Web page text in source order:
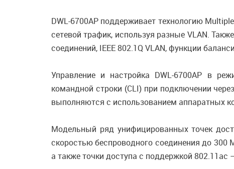
DWL-6700AP поддерживает технологию
сетевой трафик, используя разные VLAN.
соединений, IEEE 802.1Q VLAN, функции
Управление и настройка DWL-6700AP в
командной строки (CLI) при подключении
выполняются с использованием аппаратных
Модельный ряд унифицированных точек
скоростью беспроводного соединения до 300
а также точки доступа с поддержкой 802.11ac